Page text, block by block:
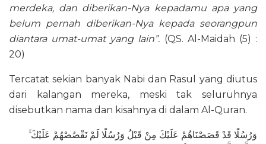
merdeka, dan diberikan-Nya kepadamu apa yang
belum pernah diberikan-Nya kepada seorangpun
diantara umat-umat yang lain”. (QS. Al-Maidah (5) :
20)
Tercatat sekian banyak Nabi dan Rasul yang diutus
dari kalangan mereka, meski tak seluruhnya
disebutkan nama dan kisahnya di dalam Al-Quran.
وَرُسُلًا قَدْ قَصَصْنَاهُمْ عَلَيْكَ مِنْ قَبْلُ وَرُسُلًا لَمْ نَقْصُصْهُمْ عَلَيْكَ ۚ